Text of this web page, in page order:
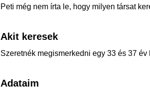
Peti még nem írta le, hogy milyen társat
Akit keresek
Szeretnék megismerkedni egy 33 és 37 év
Adataim